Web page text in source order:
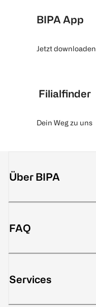
BIPA App
Jetzt downloaden
Filialfinder
Dein Weg zu uns
Über BIPA
FAQ
Services